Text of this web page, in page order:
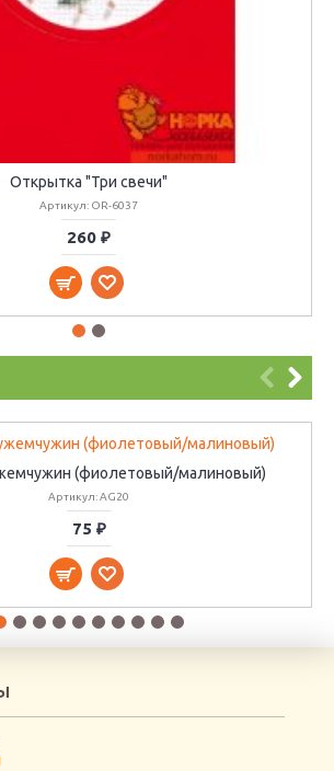
Открытка "Три свечи"
Артикул: OR-6037
260 ₽
(фиолетовый/малиновый)
Артикул: AG20
75 ₽